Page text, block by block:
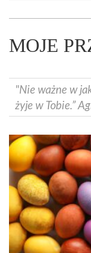
MOJE
"Nie ważne w
żyje w Tobie.”